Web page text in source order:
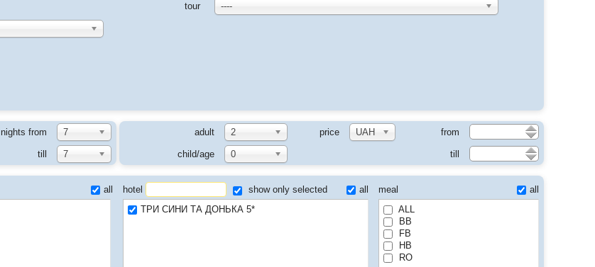
tour ----
nights from 7
till 7
adult 2 price UAH from
child/age 0 till
all
hotel show only selected
all
ТРИ СИНИ ТА ДОНЬКА 5*
meal
all
ALL
BB
FB
HB
RO